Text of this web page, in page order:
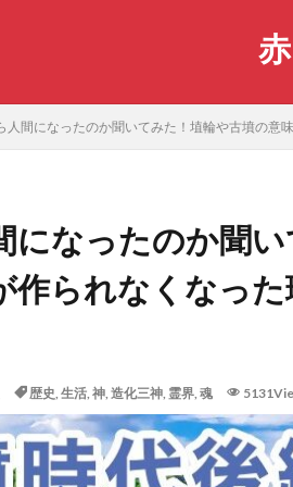
人間になったのか聞いてみた！埴輪や古墳の意
になったのか聞
作られなくなっ
歴史, 生活, 神, 造化三神, 霊界, 魂